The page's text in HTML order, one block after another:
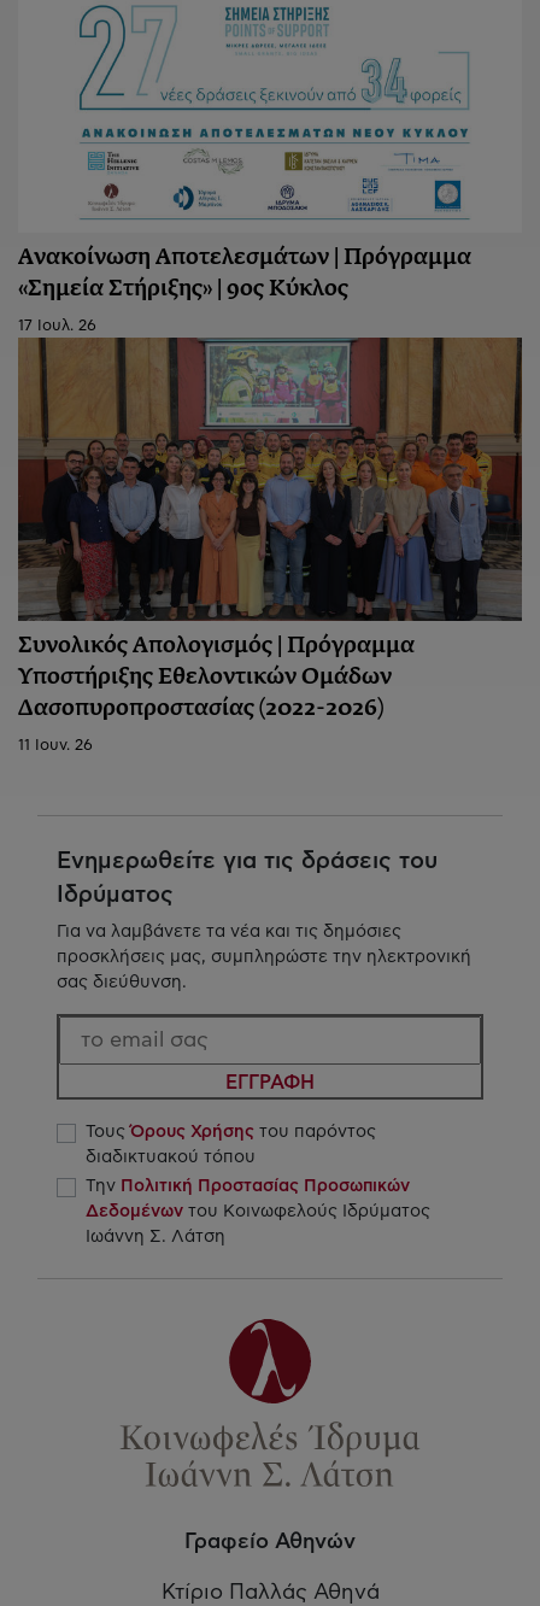
Ανακοίνωση Aποτελεσμάτων | Πρόγραμμα
«Σημεία Στήριξης» | 9ος Κύκλος
17 Ιουλ. 26
Συνολικός Απολογισμός | Πρόγραμμα
Υποστήριξης Εθελοντικών Ομάδων
Δασοπυροπροστασίας (2022-2026)
11 Ιουν. 26
Ενημερωθείτε για τις δράσεις του
Ιδρύματος
Για να λαμβάνετε τα νέα και τις δημόσιες
προσκλήσεις μας, συμπληρώστε την ηλεκτρονική
σας διεύθυνση.
ΕΓΓΡΑΦΗ
ΤουςΌρους Χρήσης του παρόντος
διαδικτυακού τόπου
Την Πολιτική Προστασίας Προσωπικών
Δεδομένων του Κοινωφελούς Ιδρύματος
Ιωάννη Σ. Λάτση
Γραφείο Αθηνών
Κτίριο Παλλάς Αθηνά